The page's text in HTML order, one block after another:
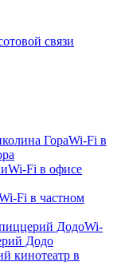
связи
Wi-Fi в
Wi-Fi в офисе
Fi в частном
Wi-
Додо